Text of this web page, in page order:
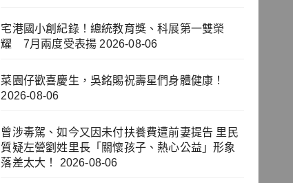
宅港國小創紀錄！總統教育獎、科展第一雙榮
耀 7月兩度受表揚 2026-08-06
菜園仔歡喜慶生，吳銘賜祝壽星們身體健康！
2026-08-06
曾涉毒駕、如今又因未付扶養費遭前妻提告 里民
質疑左營劉姓里長「關懷孩子、熱心公益」形象
落差太大！
2026-08-06